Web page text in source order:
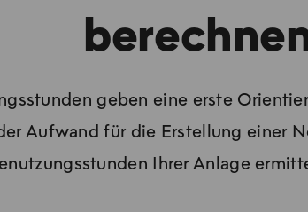
geben eine erste
Aufwand für die Erstellung einer
Ihrer Anlage